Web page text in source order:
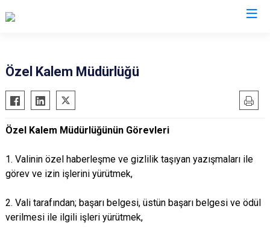
Özel Kalem Müdürlüğü
Özel Kalem Müdürlüğünün Görevleri
1. Valinin özel haberleşme ve gizlilik taşıyan yazışmaları ile
görev ve izin işlerini yürütmek,
2. Vali tarafından; başarı belgesi, üstün başarı belgesi ve ödül
verilmesi ile ilgili işleri yürütmek,